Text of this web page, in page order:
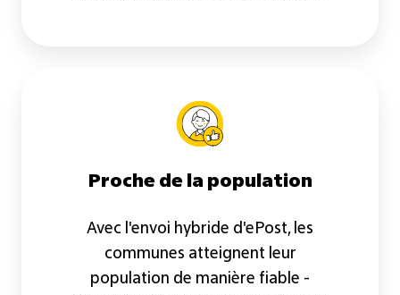
Proche de la population
Avec l'envoi hybride d'ePost, les
communes atteignent leur
population de manière fiable -